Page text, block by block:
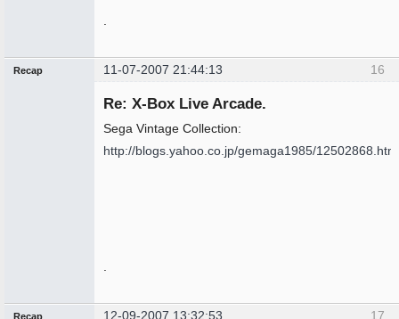
16
Recap 11-07-2007 21:44:13
Re: X-Box Live Arcade.
Sega Vintage Collection:
http://blogs.yahoo.co.jp/gemaga1985/
17
Recap 12-09-2007 13:32:53